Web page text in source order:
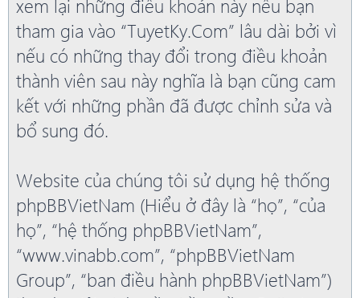
xem lại những điều khoản này nếu bạn
tham gia vào “TuyetKy.Com” lâu dài bởi vì
nếu có những thay đổi trong điều khoản
thành viên sau này nghĩa là bạn cũng cam
kết với những phần đã được chỉnh sửa và
bổ sung đó.
Website của chúng tôi sử dụng hệ thống
phpBBVietNam (Hiểu ở đây là “họ”, “của
họ”, “hệ thống phpBBVietNam”,
“www.vinabb.com”, “phpBBVietNam
Group”, “ban điều hành phpBBVietNam”)